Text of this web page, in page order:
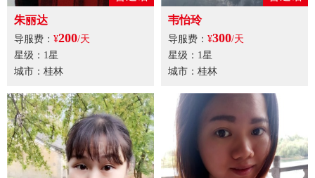
朱丽达
导服费： ¥200/天
星级：1星
城市：桂林
韦怡玲
导服费： ¥300/天
星级：1星
城市：桂林